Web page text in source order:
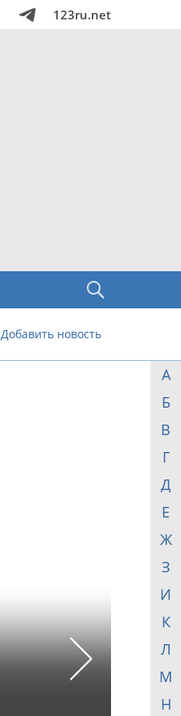
123ru.net
Добавить новость
А
Б
В
Г
Д
Е
Ж
З
И
К
Л
М
Н
Next